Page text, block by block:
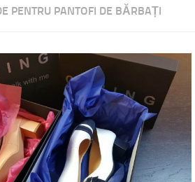
PENTRU PANTOFI DE BĂRBAȚI